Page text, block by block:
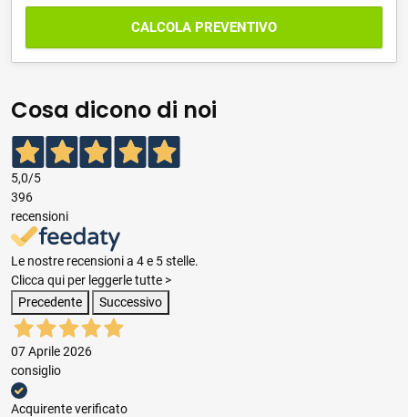
CALCOLA PREVENTIVO
Cosa dicono di noi
5,0/5
396
recensioni
Le nostre recensioni a 4 e 5 stelle.
Clicca qui per leggerle tutte >
Precedente
Successivo
07 Aprile 2026
consiglio
Acquirente verificato